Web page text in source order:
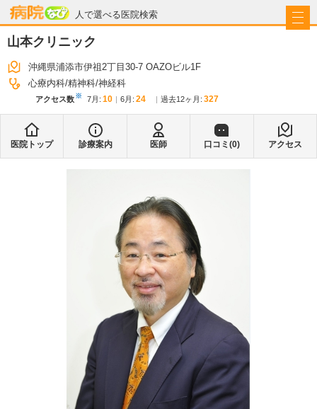
人で選べる医院検索
病院なび
山本クリニック
沖縄県浦添市伊祖2丁目30-7 OAZOビル1F
心療内科 精神科 神経科
アクセス数※ 7月 : 10 6月 : 24 過去12ヶ月: 327
医院トップ 診療案内 医師 口コミ(0) アクセス